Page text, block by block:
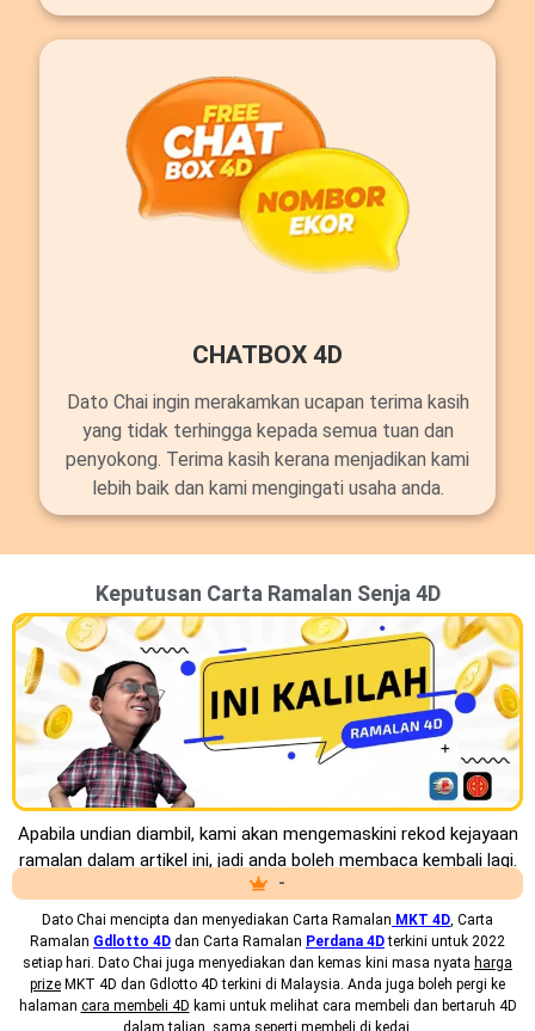
CHATBOX 4D
Dato Chai ingin merakamkan ucapan terima kasih
yang tidak terhingga kepada semua tuan dan
penyokong. Terima kasih kerana menjadikan kami
lebih baik dan kami mengingati usaha anda.
Keputusan Carta Ramalan Senja 4D
Apabila undian diambil, kami akan mengemaskini rekod kejayaan
ramalan dalam artikel ini, jadi anda boleh membaca kembali lagi.
-
Dato Chai mencipta dan menyediakan Carta Ramalan MKT 4D , Carta
Ramalan Gdlotto 4D dan Carta Ramalan Perdana 4Dterkini untuk 2022
setiap hari. Dato Chai juga menyediakan dan kemas kini masa nyata harga
prize MKT 4D dan Gdlotto 4D terkini di Malaysia. Anda juga boleh pergi ke
halaman cara membeli 4D kami untuk melihat cara membeli dan bertaruh 4D
dalam talian, sama seperti membeli di kedai.